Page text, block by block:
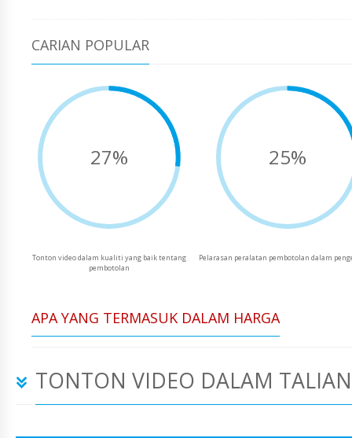
CARIAN POPULAR
27%
Tonton video dalam kualiti yang baik tentang
pembotolan
25%
Pelarasan peralatan pembotolan dalam
APA YANG TERMASUK DALAM HARGA
TONTON VIDEO DALAM TALIAN